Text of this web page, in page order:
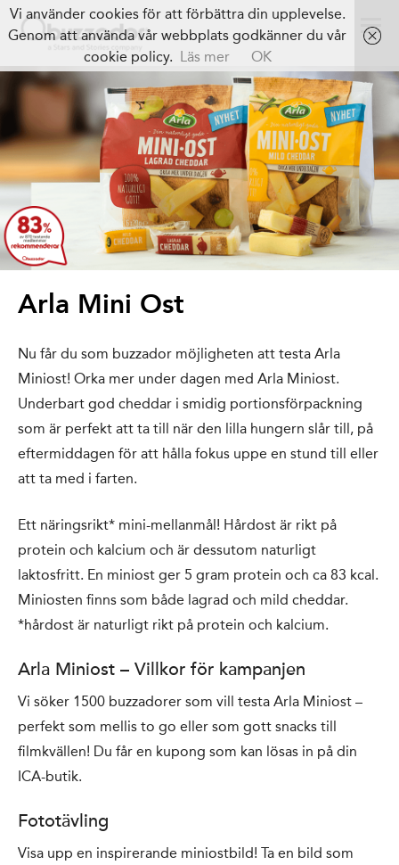
Arla Mini Ost
Nu får du som buzzador möjligheten att testa Arla
Miniost! Orka mer under dagen med Arla Miniost.
Underbart god cheddar i smidig portionsförpackning
som är perfekt att ta till när den lilla hungern slår till, på
eftermiddagen för att hålla fokus uppe en stund till eller
att ta med i farten.
Ett näringsrikt* mini-mellanmål! Hårdost är rikt på
protein och kalcium och är dessutom naturligt
laktosfritt. En miniost ger 5 gram protein och ca 83 kcal.
Miniosten finns som både lagrad och mild cheddar.
*hårdost är naturligt rikt på protein och kalcium.
Arla Miniost – Villkor för kampanjen
Vi söker 1500 buzzadorer som vill testa Arla Miniost –
perfekt som mellis to go eller som gott snacks till
filmkvällen! Du får en kupong som kan lösas in på din
ICA-butik.
Fototävling
Visa upp en inspirerande miniostbild! Ta en bild som
Vi använder cookies för att förbättra din upplevelse.
Genom att använda vår webbplats godkänner du vår
cookie policy. Läs mer OK